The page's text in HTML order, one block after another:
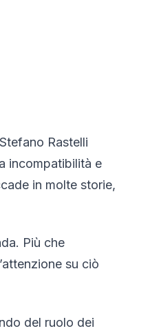
Rastelli
incompatibilità e
in molte storie,
Più che
su ciò
del ruolo dei